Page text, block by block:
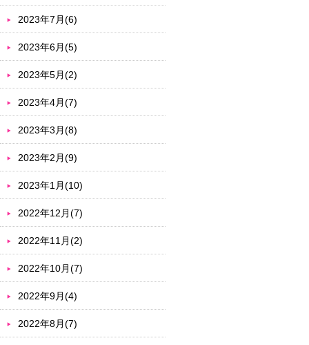
2023年7月(6)
2023年6月(5)
2023年5月(2)
2023年4月(7)
2023年3月(8)
2023年2月(9)
2023年1月(10)
2022年12月(7)
2022年11月(2)
2022年10月(7)
2022年9月(4)
2022年8月(7)